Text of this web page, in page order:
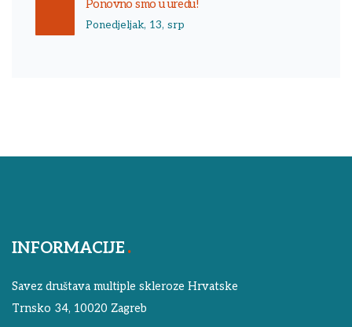
Ponovno smo u uredu!
Ponedjeljak, 13, srp
INFORMACIJE
Savez društava multiple skleroze Hrvatske
Trnsko 34, 10020 Zagreb